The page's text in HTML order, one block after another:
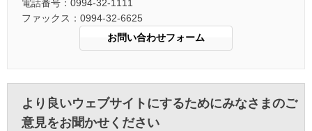
電話番号：0994-32-1111
ファックス：0994-32-6625
より良いウェブサイトにするためにみなさまのご
意見をお聞かせください